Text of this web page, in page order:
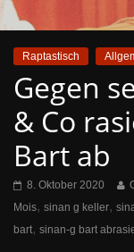
Raptastisch
Gegen
& Co
Bart ab
8. Oktober 2020
Mois, sinan g keller,
bart, sinan-g bart